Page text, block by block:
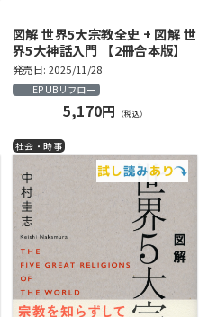
図解 世界5大宗教全史 + 図解 世
界5大神話入門 【2冊合本版】
発売日: 2025/11/28
EPUBリフロー
5,170円 （税込）
社会・時事